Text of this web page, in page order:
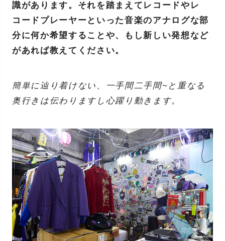
識があります。それを踏まえてレコードやレ
コードプレーヤーといった音楽のアナログな部
分に何か希望することや、もし新しい発想など
があれば教えてください。
簡単に辿り着けない、一手間二手間~と重なる
奥行きは伝わりますし心躍り動きます。